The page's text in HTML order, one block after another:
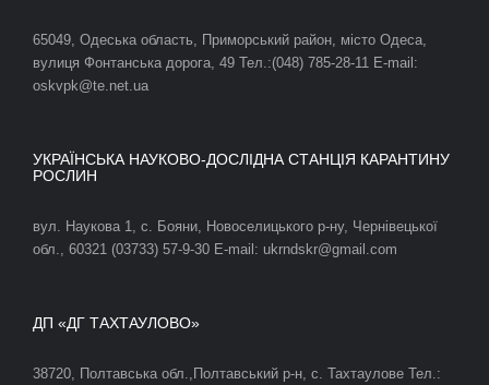
65049, Одеська область, Приморський район, місто Одеса,
вулиця Фонтанська дорога, 49 Тел.:(048) 785-28-11 E-mail:
oskvpk@te.net.ua
УКРАЇНСЬКА НАУКОВО-ДОСЛІДНА СТАНЦІЯ КАРАНТИНУ
РОСЛИН
вул. Наукова 1, с. Бояни, Новоселицького р-ну, Чернівецької
обл., 60321 (03733) 57-9-30 E-mail: ukrndskr@gmail.com
ДП «ДГ ТАХТАУЛОВО»
38720, Полтавська обл.,Полтавський р-н, с. Тахтаулове Тел.: